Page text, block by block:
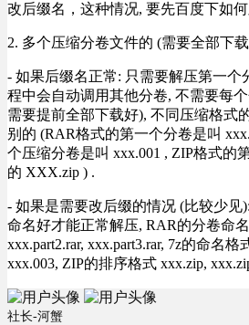
改后缀名，这种情况, 要先百度下如
2. 多个压缩分卷文件的 (需要全部下
- 如果后缀名正常: 只需要解压第一个
程中会自动调用其他分卷, 不需要每
需要提前全部下载好), 不同压缩格式
别的 (RAR格式的第一个分卷是叫
个压缩分卷是叫 xxx.001 , ZIP格式的
的 XXX.zip ) .
- 如果是需要改后缀的情况 (比较少见
命名好才能正常解压, RAR的分卷命
xxx.part2.rar, xxx.part3.rar, 7z的命名格
xxx.003, ZIP的排序格式 xxx.zip,
社长-河蟹